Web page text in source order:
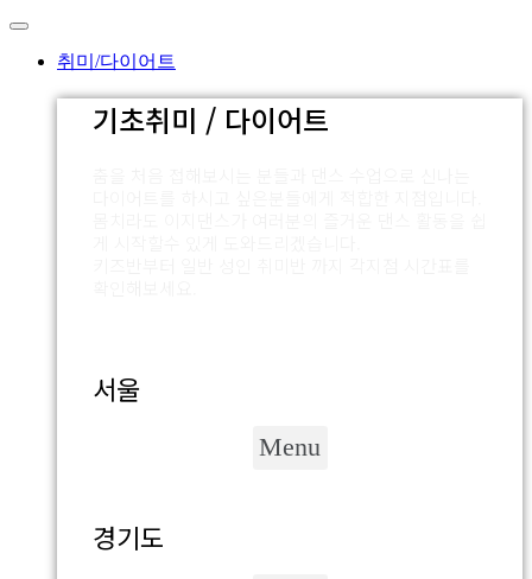
Skip
content취미/다이어트
기초취미 / 다이어트
서울
Menu
경기도